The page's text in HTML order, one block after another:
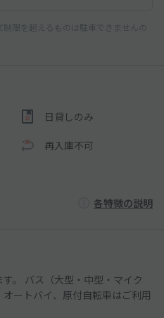
限を超えるものは駐車できませんの
日貸しのみ
再入庫不可
各特徴の説明
。 バス（大型・中型・マイク
ートバイ、原付自転車はご利用